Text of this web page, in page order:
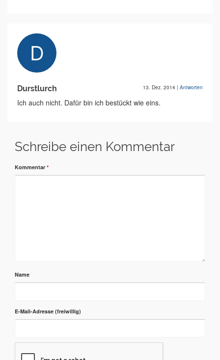
Durstlurch 13. Dez. 2014 | Antworten
Ich auch nicht. Dafür bin ich bestückt wie eins.
Schreibe einen Kommentar
Kommentar *
Name
E-Mail-Adresse